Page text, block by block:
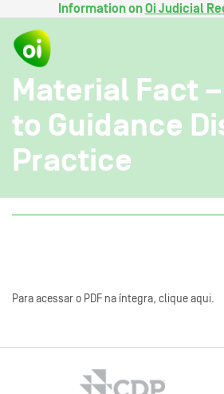
Information onOi Judicial
Material Fact
to Guidance
Practice
Para acessar o PDF na íntegra, clique aqui.